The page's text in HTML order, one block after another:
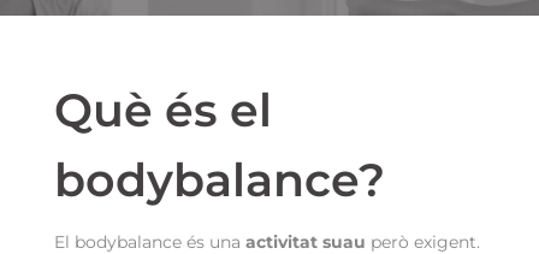
Què és el
bodybalance?
El bodybalance és una activitat suau però exigent.